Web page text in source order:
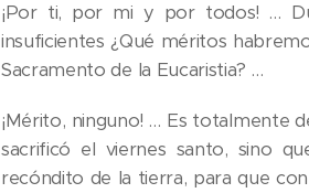
¡Por ti, por mi y por todos! …
insuficientes ¿Qué méritos
Sacramento de la Eucaristia? …
¡Mérito, ninguno! … Es totalmente
sacrificó el viernes santo, sino
recóndito de la tierra, para que